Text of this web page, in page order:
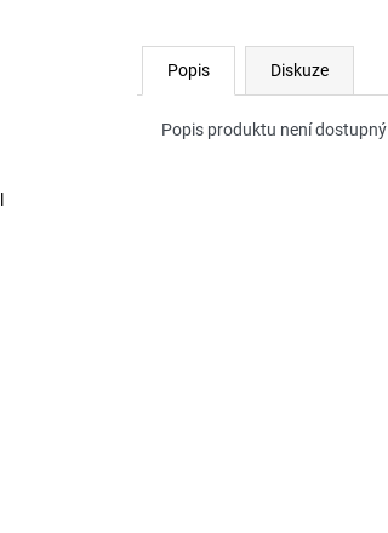
Popis Diskuze
Popis produktu není dostupný